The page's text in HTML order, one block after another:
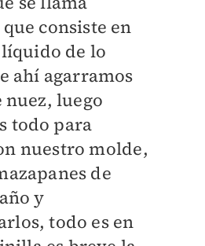
consiste en
de lo
ahí agarramos
nuez, luego
todo para
nuestro molde,
de
y
todo es en